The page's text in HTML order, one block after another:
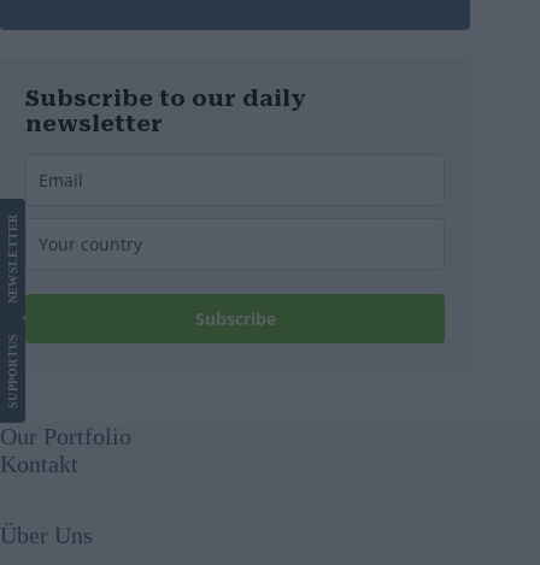
Subscribe to our daily
newsletter
Subscribe
SUPPORT
US
NEWS
LETTER
Our Portfolio
Kontakt
Über Uns